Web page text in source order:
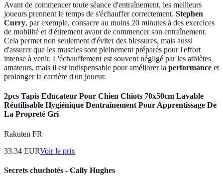
Avant de commencer toute séance d'entraînement, les meilleurs
joueurs prennent le temps de s'échauffer correctement. Stephen
Curry, par exemple, consacre au moins 20 minutes à des exercices
de mobilité et d'étirement avant de commencer son entraînement.
Cela permet non seulement d'éviter des blessures, mais aussi
d'assurer que les muscles sont pleinement préparés pour l'effort
intense à venir. L'échauffement est souvent négligé par les athlètes
amateurs, mais il est indispensable pour améliorer la performance et
prolonger la carrière d'un joueur.
2pcs Tapis Educateur Pour Chien Chiots 70x50cm Lavable
Réutilisable Hygiénique Dentraînement Pour Apprentissage De
La Propreté Gri
Rakuten FR
33.34 EURVoir le prix
Secrets chuchotés - Cally Hughes